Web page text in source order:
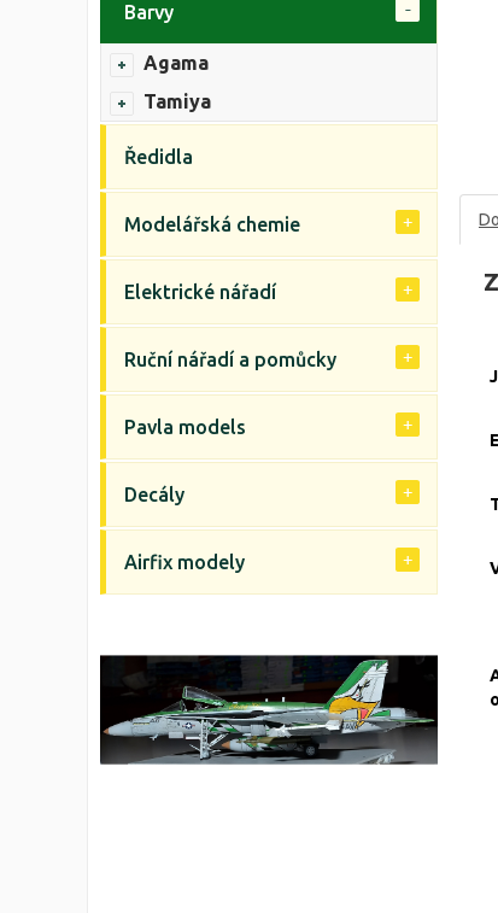
Barvy
Agama
Tamiya
Ředidla
Modelářská chemie
Elektrické nářadí
Ruční nářadí a pomůcky
Pavla models
Decály
Airfix modely